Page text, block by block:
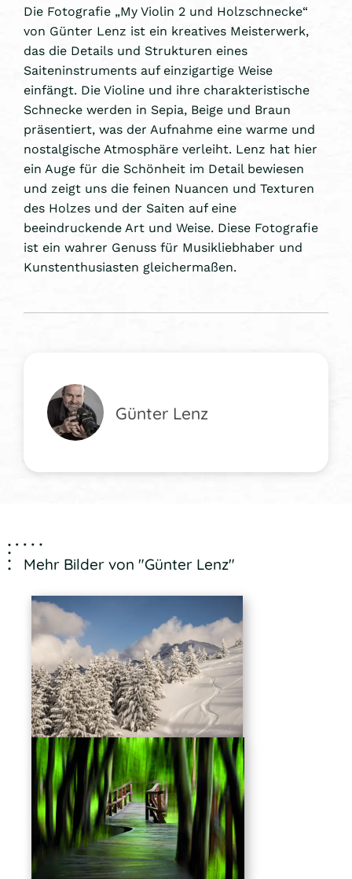
Die Fotografie „My Violin 2 und Holzschnecke“
von Günter Lenz ist ein kreatives Meisterwerk,
das die Details und Strukturen eines
Saiteninstruments auf einzigartige Weise
einfängt. Die Violine und ihre charakteristische
Schnecke werden in Sepia, Beige und Braun
präsentiert, was der Aufnahme eine warme und
nostalgische Atmosphäre verleiht. Lenz hat hier
ein Auge für die Schönheit im Detail bewiesen
und zeigt uns die feinen Nuancen und Texturen
des Holzes und der Saiten auf eine
beeindruckende Art und Weise. Diese Fotografie
ist ein wahrer Genuss für Musikliebhaber und
Kunstenthusiasten gleichermaßen.
Günter Lenz
Mehr Bilder von "Günter Lenz"